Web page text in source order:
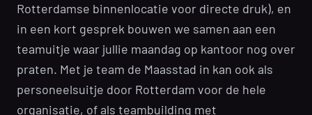
Rotterdamse binnenlocatie voor directe druk), en
in een kort gesprek bouwen we samen aan een
teamuitje waar jullie maandag op kantoor nog over
praten. Met je team de Maasstad in kan ook als
personeelsuitje door Rotterdam voor de hele
organisatie, of als teambuilding met